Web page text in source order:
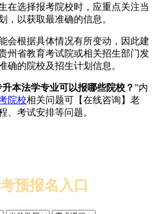
在选择报考院校时，应重点关注当
，以获取最准确的信息。
根据具体情况有所变动，因此建
州省教育考试院或相关招生部门发
确的院校及招生计划信息。
本法学专业可以报哪些院校？”内
院校相关问题可【在线咨询】老
、考试安排等问题。
预报名入口